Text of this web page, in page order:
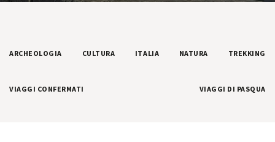
ARCHEOLOGIA CULTURA ITALIA NATURA TREKKING
VIAGGI CONFERMATI VIAGGI DI PASQUA